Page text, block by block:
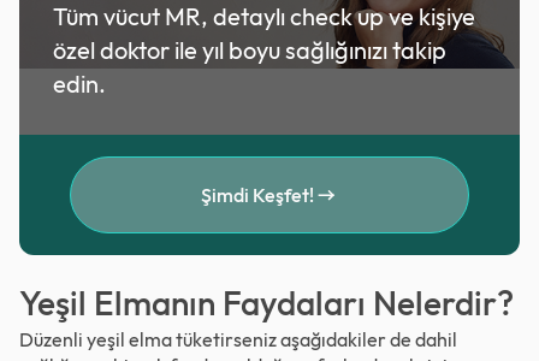
Tüm vücut MR, detaylı check up ve kişiye
özel doktor ile yıl boyu sağlığınızı takip
edin.
Şimdi Keşfet!
Yeşil Elmanın Faydaları Nelerdir?
Düzenli yeşil elma tüketirseniz aşağıdakiler de dahil